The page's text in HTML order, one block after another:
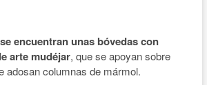
encuentran unas bóvedas con
arte mudéjar, que se apoyan sobre
adosan columnas de mármol.